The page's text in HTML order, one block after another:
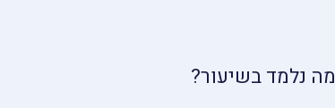
מה נלמד בשיעור?